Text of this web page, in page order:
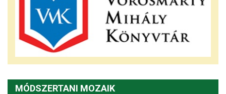
MÓDSZERTANI MOZAIK